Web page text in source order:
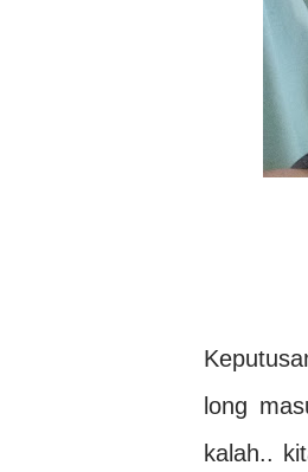
long
kalah..